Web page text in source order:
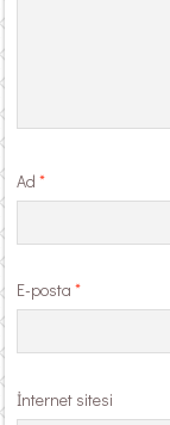
Ad*
E-posta*
İnternet sitesi